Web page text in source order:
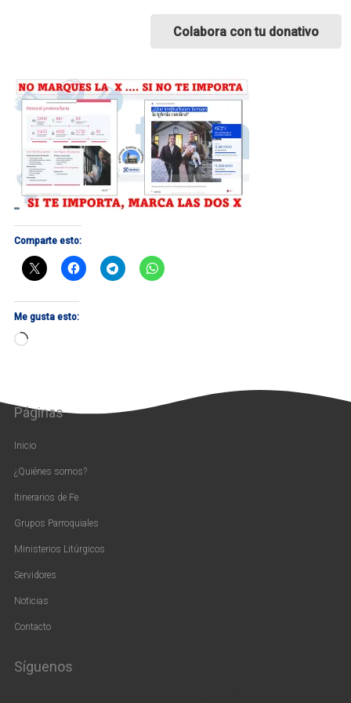
Colabora con tu donativo
Comparte esto:
Me gusta esto:
Cargando...
Páginas
Inicio
¿Quiénes somos?
Itinerarios de Fe
Grupos Parroquiales
Ministerios Litúrgicos
Servidores
Noticias
Contacto
Síguenos